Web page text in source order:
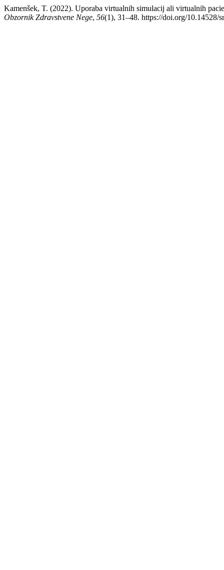
Kamenšek, T. (2022). Uporaba virtualnih simulacij ali virtualnih
Obzornik Zdravstvene Nege, 56(1), 31–48. https://doi.org/10.14528/